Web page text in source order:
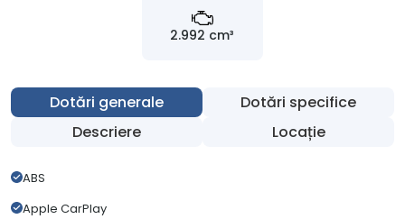
2.992 cm³
Dotări generale
Dotări specifice
Descriere
Locație
ABS
Apple CarPlay